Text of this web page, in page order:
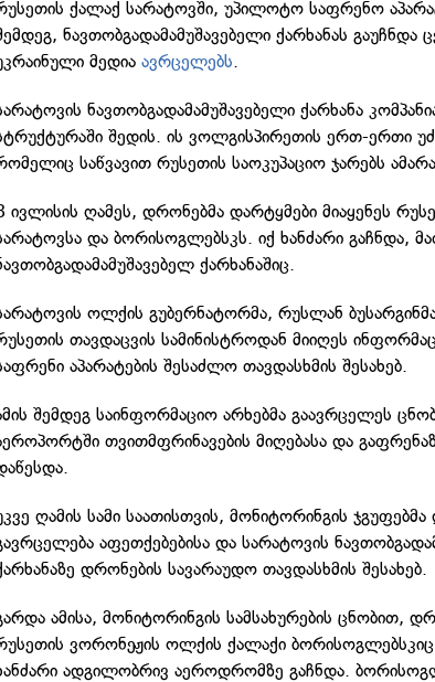
ქალაქ სარატოვში, უპილოტო საფრენო
ნავთობგადამამუშავებელი ქარხანას გაუჩნდა
მედიაავრცელებს.
ნავთობგადამამუშავებელი ქარხანა
შედის. ის ვოლგისპირეთის ერთ-ერთი
საწვავით რუსეთის საოკუპაციო ჯარებს
ივლისის ღამეს, დრონებმა დარტყმები მიაყენეს
და ბორისოგლებსკს. იქ ხანძარი გაჩნდა,
ქარხანაშიც.
ოლქის გუბერნატორმა, რუსლან
თავდაცვის სამინისტროდან მიიღეს
აპარატების შესაძლო თავდასხმის შესახებ.
შემდეგ საინფორმაციო არხებმა გაავრცელეს
თვითმფრინავების მიღებასა და
ღამის სამი საათისთვის, მონიტორინგის
აფეთქებებისა და სარატოვის
დრონების სავარაუდო თავდასხმის შესახებ.
ამისა, მონიტორინგის სამსახურების ცნობით,
ვორონეჟის ოლქის ქალაქი
ადგილობრივ აეროდრომზე გაჩნდა.